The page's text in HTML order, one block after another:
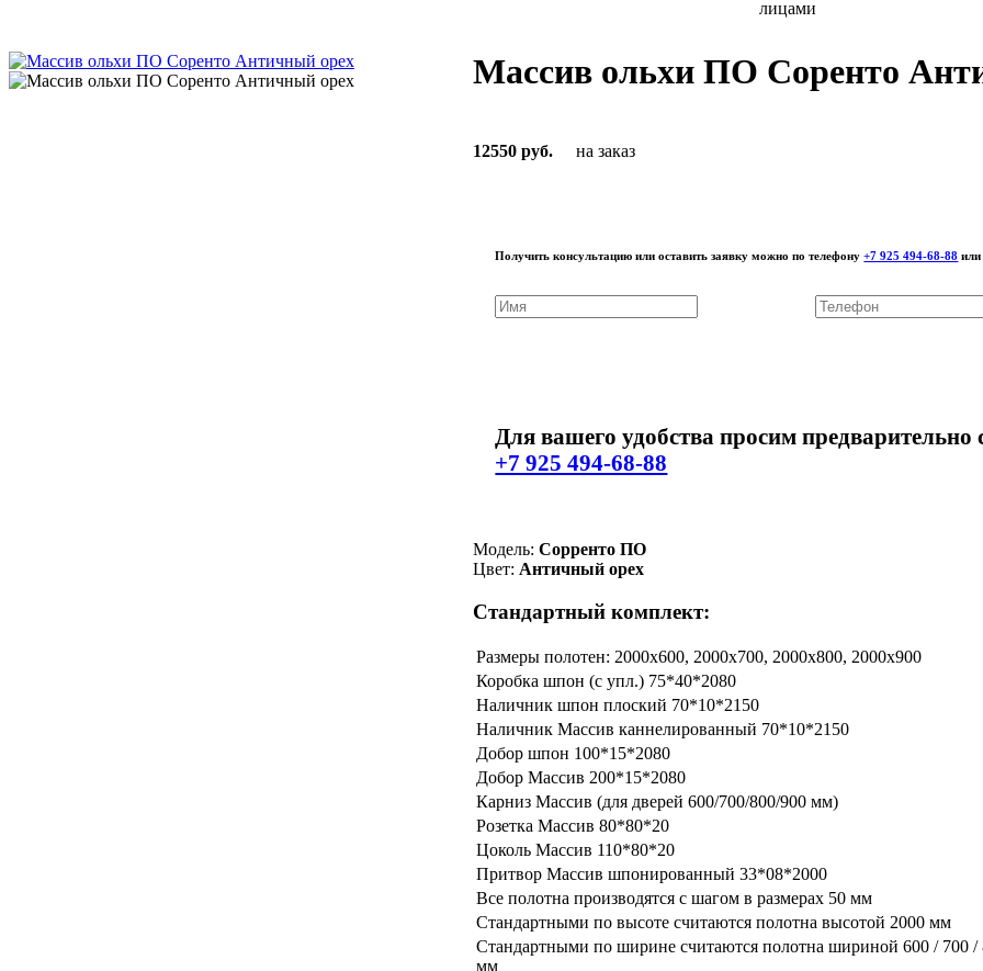
Массив ольхи ПО Соренто
12550 руб. на заказ
Получить консультацию или оставить заявку можно по телефону+7 925 494-68-88 или
Для вашего удобства просим предварительно
+7 925 494-68-88
Модель:Сорренто ПО
Цвет: Античный орех
Стандартный комплект:
Размеры полотен: 2000x600, 2000x700, 2000x800, 2000x900
Коробка шпон (с упл.) 75*40*2080
Наличник шпон плоский 70*10*2150
Наличник Массив каннелированный 70*10*2150
Добор шпон 100*15*2080
Добор Массив 200*15*2080
Карниз Массив (для дверей 600/700/800/900 мм)
Розетка Массив 80*80*20
Цоколь Массив 110*80*20
Притвор Массив шпонированный 33*08*2000
Все полотна производятся с шагом в размерах 50 мм
Стандартными по высоте считаются полотна высотой 2000 мм
Стандартными по ширине считаются полотна шириной 600 / 700 /
мм